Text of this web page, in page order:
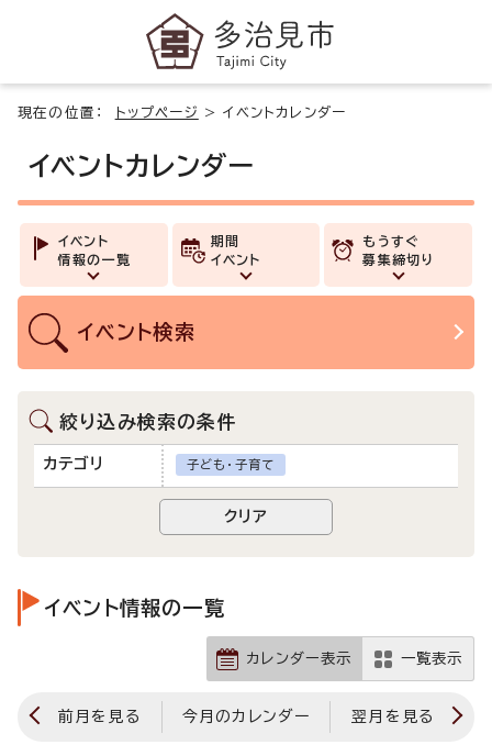
現在の位置： トップページ >イベントカレンダー
イベントカレンダー
イベント
情報の一覧
期間
イベント
もうすぐ
募集締切り
イベント検索
絞り込み検索の条件
カテゴリ 子ども・子育て
イベント情報の一覧
カレンダー表示 一覧表示
前月を見る 今月のカレンダー 翌月を見る